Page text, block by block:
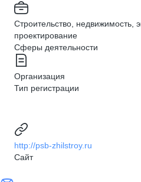
Строительство, недвижимость,
проектирование
Сферы деятельности
Организация
Тип регистрации
http://psb-zhilstroy.ru
Сайт